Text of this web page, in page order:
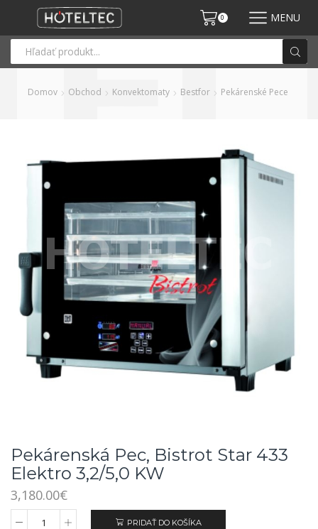
0 MENU
Domov Obchod Konvektomaty Bestfor Pekárenské Pece
Pekárenská Pec, Bistrot Star 433
Elektro 3,2/5,0 KW
3,180.00€
PRIDAŤ DO KOŠÍKA